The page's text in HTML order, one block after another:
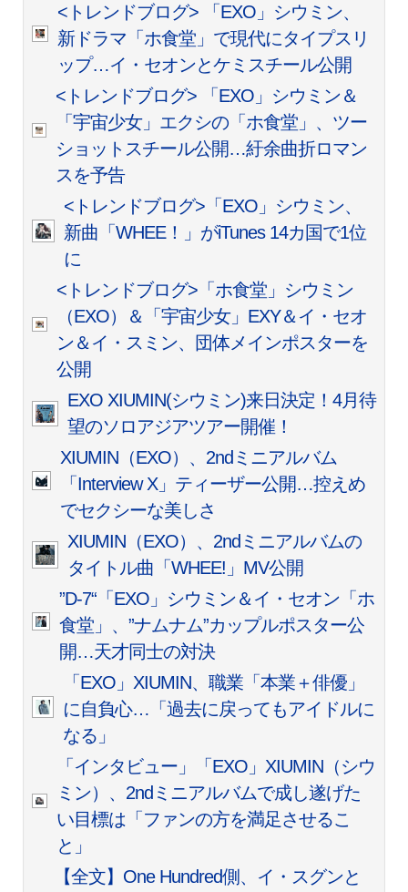
<トレンドブログ> 「EXO」シウミン、
新ドラマ「ホ食堂」で現代にタイプスリ
ップ…イ・セオンとケミスチール公開
<トレンドブログ> 「EXO」シウミン＆
「宇宙少女」エクシの「ホ食堂」、ツー
ショットスチール公開…紆余曲折ロマン
スを予告
<トレンドブログ>「EXO」シウミン、
新曲「WHEE！」がiTunes 14カ国で1位
に
<トレンドブログ>「ホ食堂」シウミン
（EXO）＆「宇宙少女」EXY＆イ・セオ
ン＆イ・スミン、団体メインポスターを
公開
EXO XIUMIN(シウミン)来日決定！4月待
望のソロアジアツアー開催！
XIUMIN（EXO）、2ndミニアルバム
「Interview X」ティーザー公開…控えめ
でセクシーな美しさ
XIUMIN（EXO）、2ndミニアルバムの
タイトル曲「WHEE!」MV公開
”D-7“「EXO」シウミン＆イ・セオン「ホ
食堂」、”ナムナム”カップルポスター公
開…天才同士の対決
「EXO」XIUMIN、職業「本業＋俳優」
に自負心…「過去に戻ってもアイドルに
なる」
「インタビュー」「EXO」XIUMIN（シウ
ミン）、2ndミニアルバムで成し遂げた
い目標は「ファンの方を満足させるこ
と」
【全文】One Hundred側、イ・スグンと